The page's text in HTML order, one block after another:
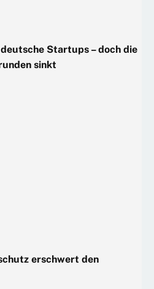
Startups – doch die
sinkt
erschwert den